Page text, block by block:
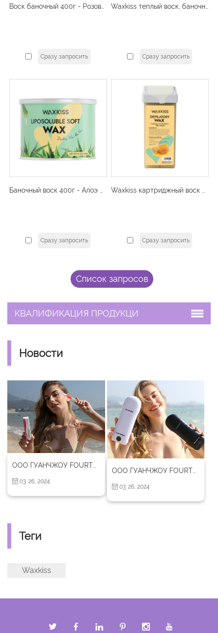
Сразу запросить Сразу запросить
Сразу запросить Сразу запросить
КВАЛИФИКАЦИЯ ПРОДУКЦИ
Новости
ООО ГУАНЧЖОУ FOURTO ПРОДУКТЫ САНИТАРИИ Вступление
03. 26, 2024
ООО ГУАНЧЖОУ FOURTO ПРОДУКТЫ САНИТАРИИ
03. 26, 2024
Теги
Waxkiss